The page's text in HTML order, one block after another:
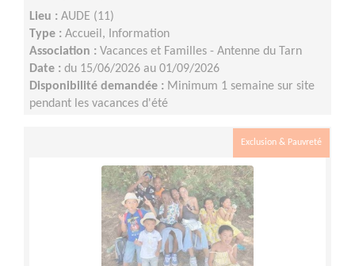
Lieu : AUDE (11)
Type : Accueil, Information
Association : Vacances et Familles - Antenne du Tarn
Date : du 15/06/2026 au 01/09/2026
Disponibilité demandée : Minimum 1 semaine sur site
pendant les vacances d'été
Exclusion & Pauvreté